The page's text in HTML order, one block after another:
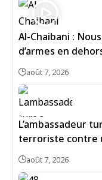
Al-Chaibani :
d’armes en
août 7, 2026
L’ambassadeur
terroriste contre
août 7, 2026